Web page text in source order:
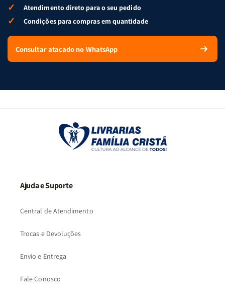
✓ Atendimento direto para o seu pedido
✓ Condições para compras em quantidade
Consultar atacado no WhatsApp
Ajuda e Suporte
Central de Atendimento
Trocas e Devoluções
Envio e Entrega
Fale Conosco